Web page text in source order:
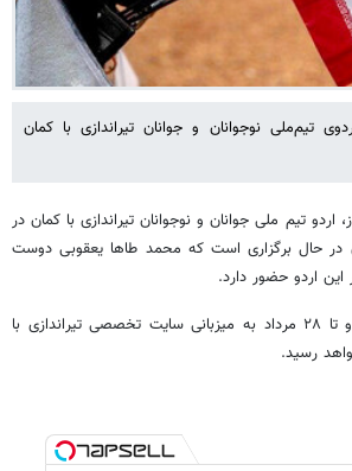
تیم‌ملی نوجوانان و جوانان تیراندازی با کمان
اردو تیم ملی جوانان و نوجوانان تیراندازی با کمان در
حال برگزاری است که محمد طاها یعقوبی دوست
این اردو حضور دارد.
این اردو از ۲۱ مرداد آغاز و تا ۲۸ مرداد به میزبانی سایت تخصصی تیراندازی با
رسید.